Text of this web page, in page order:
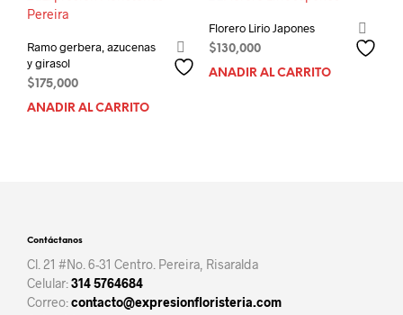
Ramo gerbera, azucenas
y girasol
$175,000
AÑADIR AL CARRITO
Florero Lirio Japones
$130,000
AÑADIR AL CARRITO
Contáctanos
Cl. 21 #No. 6-31 Centro. Pereira, Risaralda
Celular:314 5764684
Correo:contacto@expresionfloristeria.com